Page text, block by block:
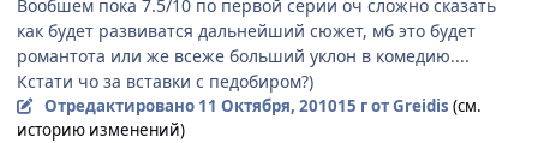
Вообшем пока 7.5/10 по первой серии оч сложно сказать
как будет развиватся дальнейший сюжет, мб это будет
романтота или же всеже больший уклон в комедию....
Кстати чо за вставки с педобиром?)
Отредактировано 11 Октября, 201015 гот Greidis (см.
историю изменений)